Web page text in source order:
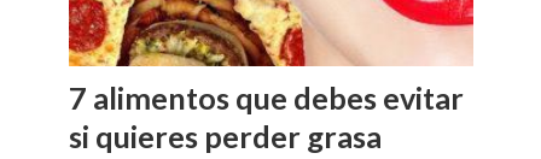
7 alimentos que debes evitar
si quieres perder grasa